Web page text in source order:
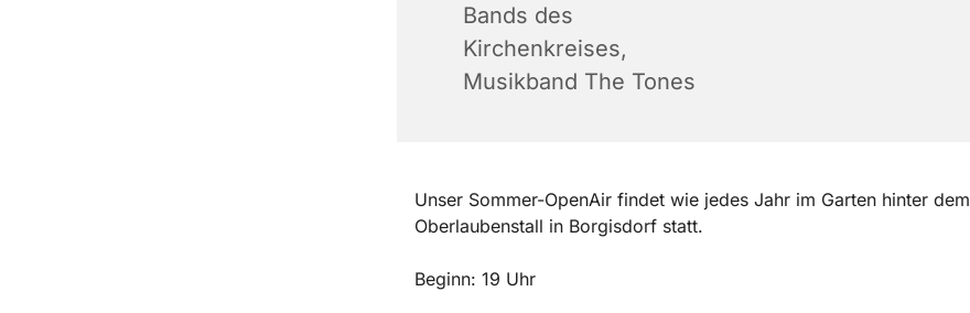
Bands des
Kirchenkreises,
Musikband The Tones
Unser Sommer-OpenAir findet wie jedes Jahr im Garten hinter dem
Oberlaubenstall in Borgisdorf statt.
Beginn: 19 Uhr